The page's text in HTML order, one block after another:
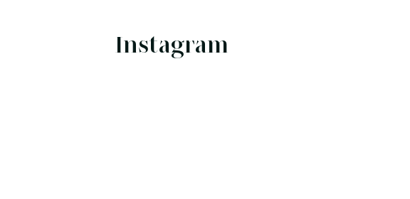
Instagram